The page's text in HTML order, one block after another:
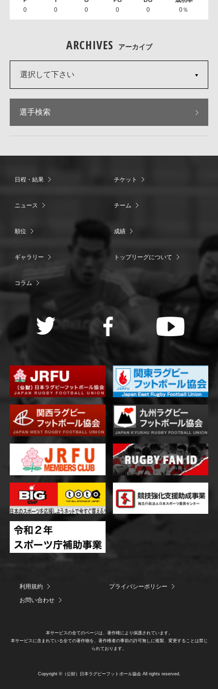
0 0 0 0 0 0％
ARCHIVES アーカイブ
選択して下さい
選手検索
日程・結果 チケット
ニュース チーム
順位 成績
ギャラリー トップリーグについて
コラム
利用規約
プライバシーポリシー
お問い合わせ
本サービスの全てのページは、著作権により保護されています。
本サービスに含まれている全ての著作物を、著作権者の事前の許可無しに複製、変更することは禁じ
られております。
Copyright ©（公財）日本ラグビーフットボール協会 All rights reserved.